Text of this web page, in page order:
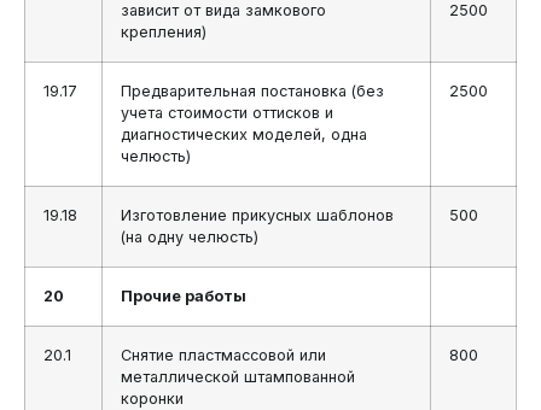
зависит от вида замкового
крепления)
2500
19.17
Предварительная постановка (без
учета стоимости оттисков и
диагностических моделей, одна
челюсть)
2500
19.18
Изготовление прикусных шаблонов
(на одну челюсть)
500
20 Прочие работы
20.1
Снятие пластмассовой или
металлической штампованной
коронки
800